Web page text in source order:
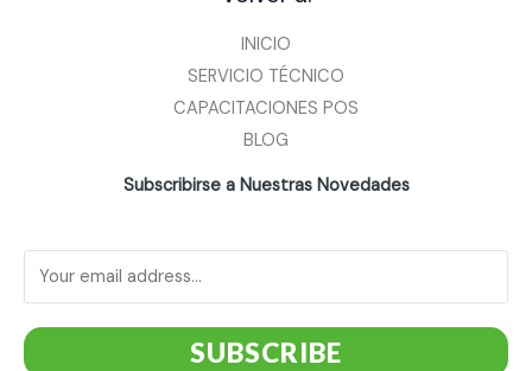
INICIO
SERVICIO TÉCNICO
CAPACITACIONES POS
BLOG
Subscribirse a Nuestras Novedades
SUBSCRIBE